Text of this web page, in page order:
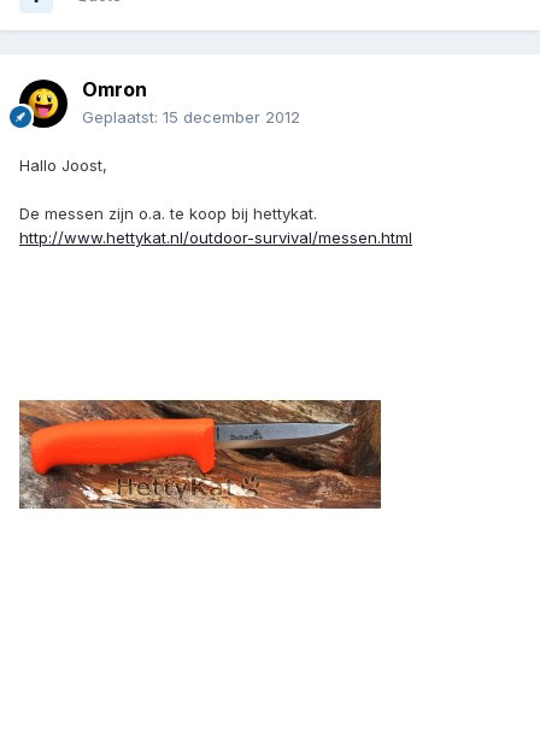
Omron
Geplaatst: 15 december 2012
Hallo Joost,
De messen zijn o.a. te koop bij hettykat.
http://www.hettykat.nl/outdoor-survival/messen.html